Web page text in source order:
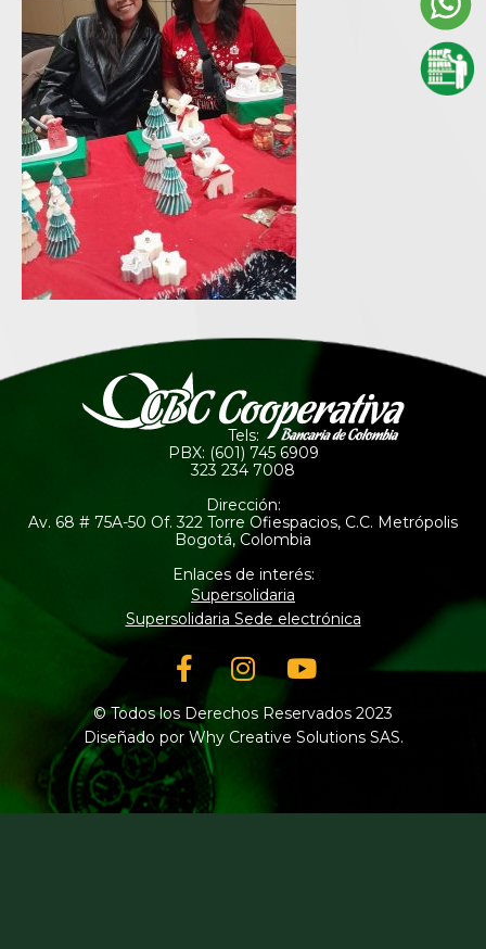
Tels:
PBX: (601) 745 6909
323 234 7008
Dirección:
Av. 68 # 75A-50 Of. 322 Torre Ofiespacios, C.C. Metrópolis
Bogotá, Colombia
Enlaces de interés:
Supersolidaria
Supersolidaria Sede electrónica
Facebook-
f
Instagram
Youtube
© Todos los Derechos Reservados 2023
Diseñado por Why Creative Solutions SAS.